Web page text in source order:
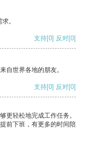
。
支持[0] 反对[0]
自世界各地的朋友。
支持[0] 反对[0]
更轻松地完成工作任务。
前下班，有更多的时间陪